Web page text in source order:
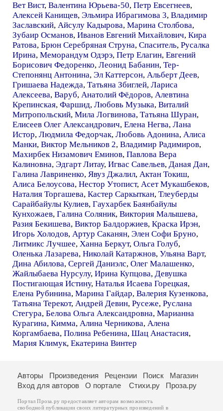
Вет Вист, Валентина Юрьева-50, Петр Евсегнеев,
Алексей Канищев, Эльмира Ибрагимова 3, Владимир
Заславский, Айсулу Кадырова, Марина Столбова,
Зубаир Османов, Иванов Евгений Михайлович, Кира
Ратова, Брюн Серебряная Струна, Спаситель, Русалка
Ирина, Меморандум Одэрэ, Петр Елагин, Евгений
Борисович Федоренко, Леонид Бабанин, Тер-
Степонянц Антонина, Эл Каттерсон, Альберт Деев,
Гришаева Надежда, Татьяна Збиглей, Лариса
Алексеева, Варуб, Анатолий Фёдоров, Алевтина
Крепинская, Фаршид, Любовь Музыка, Виталий
Митропольский, Мила Логвинова, Татьяна Шуран,
Елисеев Олег Александрович, Елена Негва, Лана
Истор, Людмила Федорчак, Любовь Адонина, Алиса
Манки, Виктор Мельников 2, Владимир Радимиров,
Махирбек Низамович Еминов, Павлова Вера
Калиновна, Эдгарт Литау, Игвас Савельев, Даная Дан,
Галина Лавриненко, Явуз Джалил, Актан Токиш,
Алиса Белоусова, Нестор Утопист, Асет Мукашбеков,
Наталия Торгашева, Кастер Саркыткан, Тлеуберды
Сарайбайулы Кулиев, Гаухарбек Баянбайулы
Кунхожаев, Галина Соляник, Виктория Малышева,
Разия Бекишева, Виктор Балдоржиев, Краска Ирэн,
Игорь Холодов, Артур Саканян, Элен Софи Бруно,
Литмикс Лучшее, Ханна Беркут, Ольга Голуб,
Оленька Лазарева, Николай Катаржнов, Ульяна Варт,
Дина Абилова, Сергей Даниэлс, Олег Малашенко,
Жайлыбаева Нурсулу, Ирина Купцова, Девушка
Постигающая Истину, Наталья Исаева Горецкая,
Елена Рубинина, Марина Гайдар, Валерия Кузенкова,
Татьяна Терекот, Андрей Девин, Русеже, Руслана
Стегура, Белова Ольга Александровна, Марианна
Курагина, Кимма, Алина Черникова, Алена
Коргамбаева, Полина Ребенина, Шац Анастасия,
Мария Климук, Екатерина Винтер
Авторы Произведения Рецензии Поиск
Магазин
Вход для авторов
О портале Стихи.ру Проза.ру
Портал Проза.ру предоставляет авторам возможность
свободной публикации своих литературных произведений в